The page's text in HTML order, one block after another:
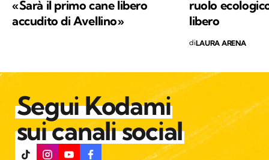
«Sarà il primo cane libero
accudito di Avellino»
ruolo
libero
diLAURA ARENA
Segui Kodami
sui canali social